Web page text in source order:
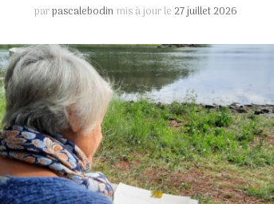
parpascalebodin mis à jour le27 juillet 2026